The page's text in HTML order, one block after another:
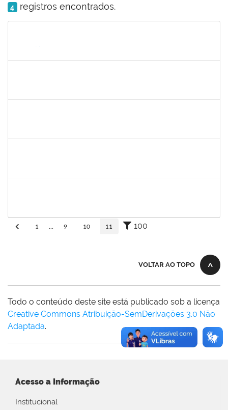
4 registros encontrados.
Processo
1 9 10 11 100
VOLTAR AO TOPO
Todo o conteúdo deste site está publicado sob a licença
Creative Commons Atribuição-SemDerivações 3.0 Não
Adaptada.
Acesso a Informação
Institucional